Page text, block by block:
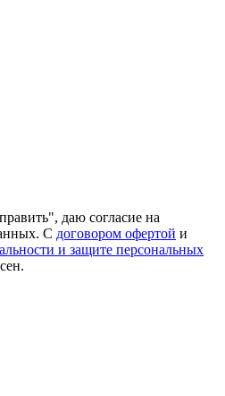
даю согласие на
С договором офертой и
и защите персональных